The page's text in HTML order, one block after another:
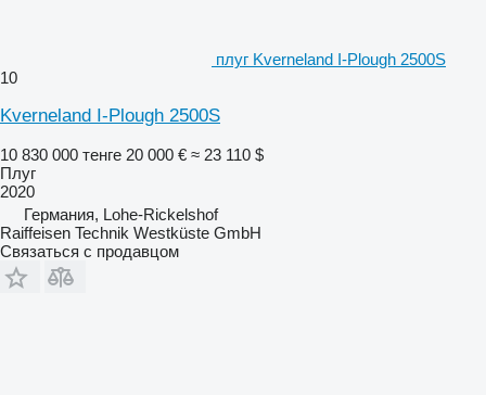
плуг Kverneland I-Plough 2500S
10
Kverneland I-Plough 2500S
10 830 000 тенге 20 000 € ≈ 23 110 $
Плуг
2020
Германия, Lohe-Rickelshof
Raiffeisen Technik Westküste GmbH
Связаться с продавцом